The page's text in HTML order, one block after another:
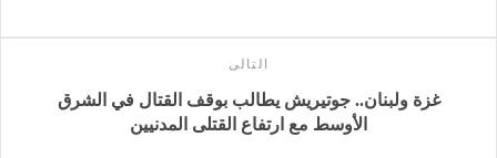
التالى
غزة ولبنان.. جوتيريش يطالب بوقف القتال في الشرق
الأوسط مع ارتفاع القتلى المدنيين